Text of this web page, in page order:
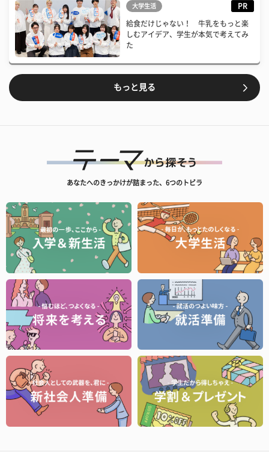
大学生活 PR
給食だけじゃない！ 牛乳をもっと楽
しむアイデア、学生が本気で考えてみ
た
もっと見る
あなたへのきっかけが詰まった、6つのトビラ